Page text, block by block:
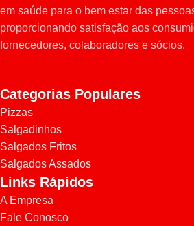
- Comprometimento da equipe
em saúde para o bem estar das
proporcionando satisfação aos
fornecedores, colaboradores e sócios.
Categorias Populares
Pizzas
Salgadinhos
Salgados Fritos
Salgados Assados
Links Rápidos
A Empresa
Fale Conosco